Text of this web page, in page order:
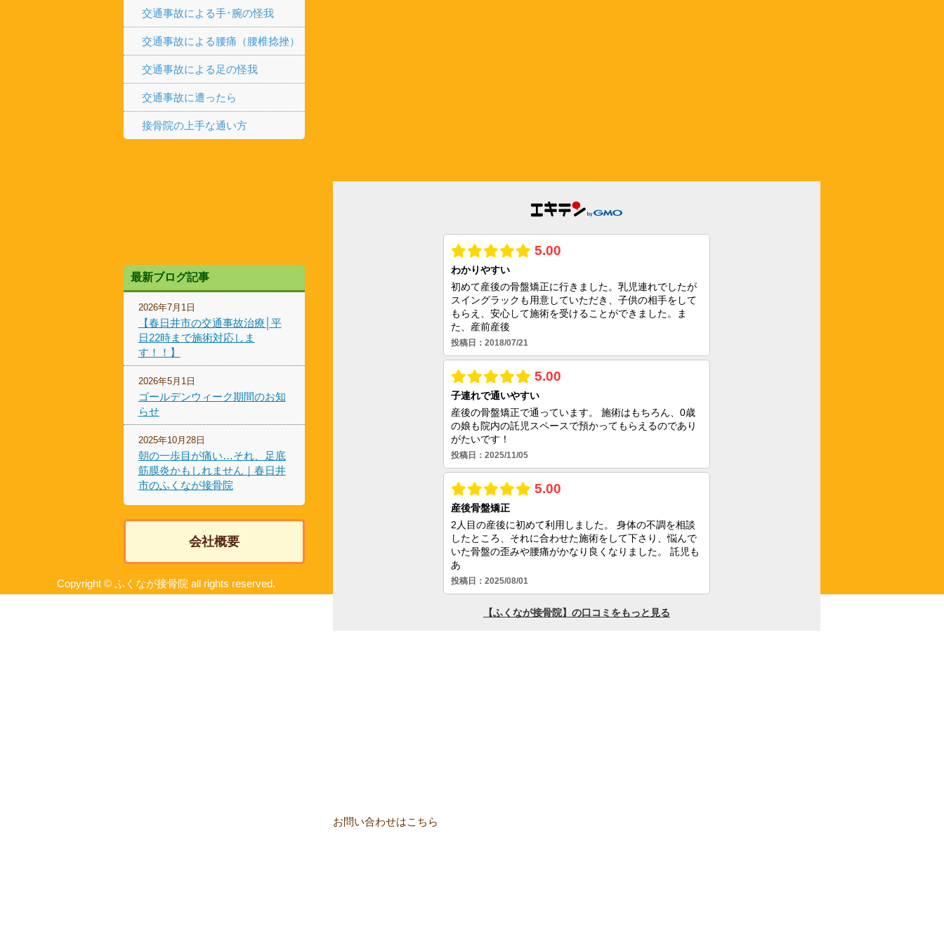
お問い合わせはこちら
交通事故による手･腕の怪我
交通事故による腰痛（腰椎捻挫）
交通事故による足の怪我
交通事故に遭ったら
接骨院の上手な通い方
最新ブログ記事
2026年7月1日
【春日井市の交通事故治療│平
日22時まで施術対応しま
す！！】
2026年5月1日
ゴールデンウィーク期間のお知
らせ
2025年10月28日
朝の一歩目が痛い…それ、足底
筋膜炎かもしれません｜春日井
市のふくなが接骨院
会社概要
Copyright © ふくなが接骨院 all rights reserved.